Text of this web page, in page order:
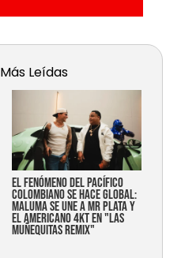
Más Leídas
EL FENÓMENO DEL PACÍFICO
COLOMBIANO SE HACE GLOBAL:
MALUMA SE UNE A MR PLATA Y
EL AMERICANO 4KT EN "LAS
MUÑEQUITAS REMIX"